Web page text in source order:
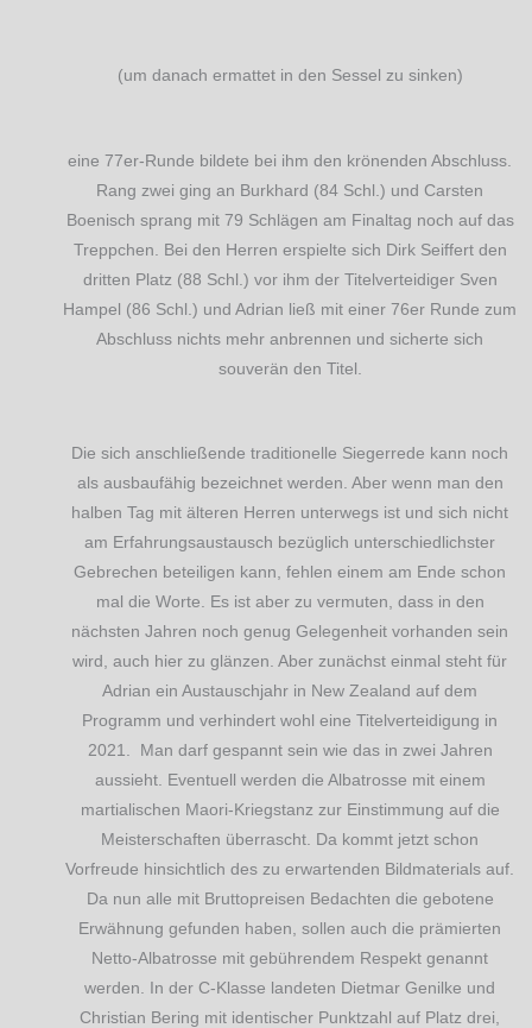
(um danach ermattet in den Sessel zu sinken)
eine 77er-Runde bildete bei ihm den krönenden Abschluss.
Rang zwei ging an Burkhard (84 Schl.) und Carsten
Boenisch sprang mit 79 Schlägen am Finaltag noch auf das
Treppchen. Bei den Herren erspielte sich Dirk Seiffert den
dritten Platz (88 Schl.) vor ihm der Titelverteidiger Sven
Hampel (86 Schl.) und Adrian ließ mit einer 76er Runde zum
Abschluss nichts mehr anbrennen und sicherte sich
souverän den Titel.
Die sich anschließende traditionelle Siegerrede kann noch
als ausbaufähig bezeichnet werden. Aber wenn man den
halben Tag mit älteren Herren unterwegs ist und sich nicht
am Erfahrungsaustausch bezüglich unterschiedlichster
Gebrechen beteiligen kann, fehlen einem am Ende schon
mal die Worte. Es ist aber zu vermuten, dass in den
nächsten Jahren noch genug Gelegenheit vorhanden sein
wird, auch hier zu glänzen. Aber zunächst einmal steht für
Adrian ein Austauschjahr in New Zealand auf dem
Programm und verhindert wohl eine Titelverteidigung in
2021. Man darf gespannt sein wie das in zwei Jahren
aussieht. Eventuell werden die Albatrosse mit einem
martialischen Maori-Kriegstanz zur Einstimmung auf die
Meisterschaften überrascht. Da kommt jetzt schon
Vorfreude hinsichtlich des zu erwartenden Bildmaterials auf.
Da nun alle mit Bruttopreisen Bedachten die gebotene
Erwähnung gefunden haben, sollen auch die prämierten
Netto-Albatrosse mit gebührendem Respekt genannt
werden. In der C-Klasse landeten Dietmar Genilke und
Christian Bering mit identischer Punktzahl auf Platz drei,